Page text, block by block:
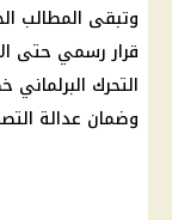
وتبقى المطالب
قرار رسمي حتى
التحرك
وضمان عدالة